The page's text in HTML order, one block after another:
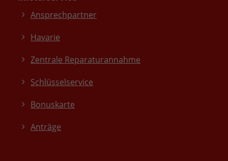
Ansprechpartner
Havarie
Zentrale Reparaturannahme
Schlüsselservice
Bonuskarte
Anträge